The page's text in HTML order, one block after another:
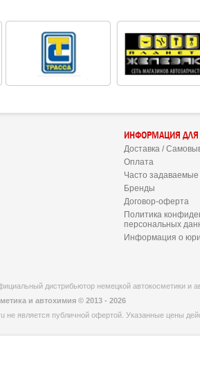
ИНФОРМАЦИЯ ДЛЯ
Доставка /
Оплата
Часто
Бренды
Договор-оферта
Политика
персональных
Информация о
дистрибьютор немецкой автокосметики и
и автохимия © 2013 - 2026
не является публичной офертой. Указанные цены